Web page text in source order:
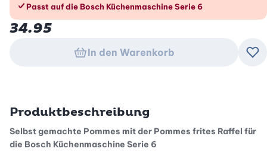
Passt auf die Bosch Küchenmaschine Serie 6
34.95
In den Warenkorb
Produktbeschreibung
Selbst gemachte Pommes mit der Pommes frites Raffel für
die Bosch Küchenmaschine Serie 6